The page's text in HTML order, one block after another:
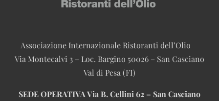
Associazione Internazionale Ristoranti dell’Olio
Via Montecalvi 3 – Loc. Bargino 50026 – San Casciano
Val di Pesa (FI)
SEDE OPERATIVAVia B. Cellini 62 – San Casciano